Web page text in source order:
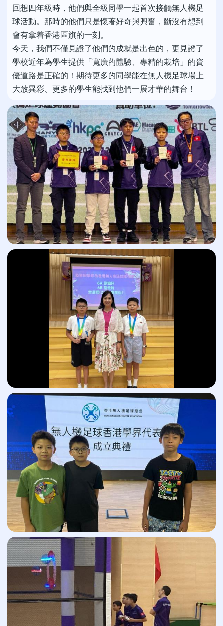
回想四年級時，他們與全級同學一起首次接觸無人機足
球活動。那時的他們只是懷著好奇與興奮，斷沒有想到
會有拿着香港區旗的一刻。
今天，我們不僅見證了他們的成就是出色的，更見證了
學校近年為學生提供「寬廣的體驗、專精的栽培」的資
優道路是正確的！期待更多的同學能在無人機足球場上
大放異彩、更多的學生能找到他們一展才華的舞台！